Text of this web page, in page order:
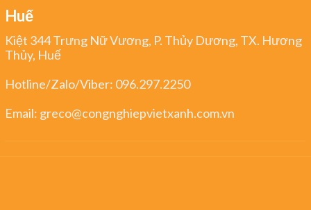
Huế
Kiệt 344 Trưng Nữ Vương, P. Thủy Dương, TX. Hương
Thủy, Huế
Hotline/Zalo/Viber: 096.297.2250
Email: greco@congnghiepvietxanh.com.vn